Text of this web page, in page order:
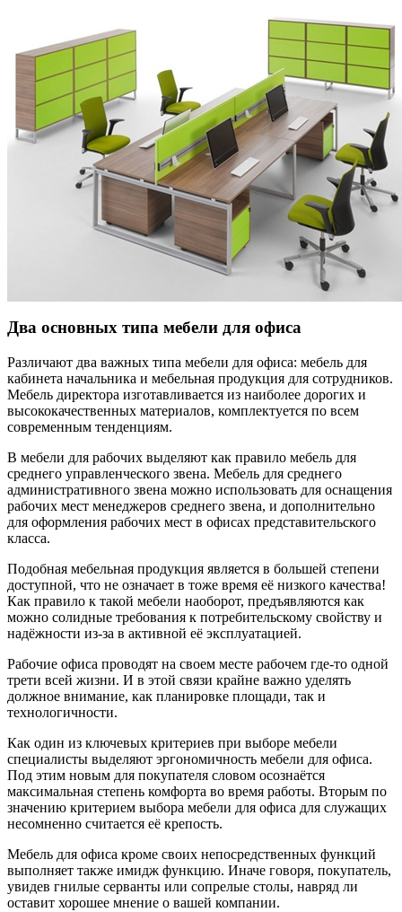
Два основных типа мебели для офиса
Различают два важных типа мебели для офиса: мебель для
кабинета начальника и мебельная продукция для сотрудников.
Мебель директора изготавливается из наиболее дорогих и
высококачественных материалов, комплектуется по всем
современным тенденциям.
В мебели для рабочих выделяют как правило мебель для
среднего управленческого звена. Мебель для среднего
административного звена можно использовать для оснащения
рабочих мест менеджеров среднего звена, и дополнительно
для оформления рабочих мест в офисах представительского
класса.
Подобная мебельная продукция является в большей степени
доступной, что не означает в тоже время её низкого качества!
Как правило к такой мебели наоборот, предъявляются как
можно солидные требования к потребительскому свойству и
надёжности из-за в активной её эксплуатацией.
Рабочие офиса проводят на своем месте рабочем где-то одной
трети всей жизни. И в этой связи крайне важно уделять
должное внимание, как планировке площади, так и
технологичности.
Как один из ключевых критериев при выборе мебели
специалисты выделяют эргономичность мебели для офиса.
Под этим новым для покупателя словом осознаётся
максимальная степень комфорта во время работы. Вторым по
значению критерием выбора мебели для офиса для служащих
несомненно считается её крепость.
Мебель для офиса кроме своих непосредственных функций
выполняет также имидж функцию. Иначе говоря, покупатель,
увидев гнилые серванты или сопрелые столы, навряд ли
оставит хорошее мнение о вашей компании.